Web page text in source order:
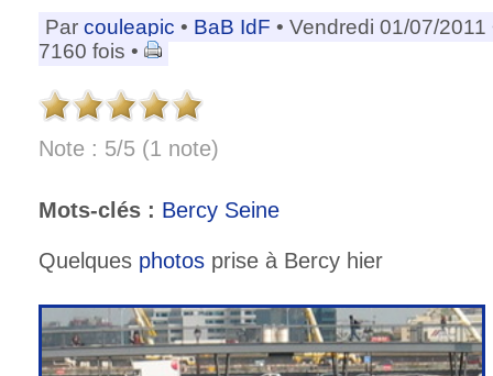
Par couleapic • BaB IdF • Vendredi 01/07/2011
7160 fois •
Note : 5/5 (1 note)
Mots-clés : Bercy Seine
Quelques photos prise à Bercy hier